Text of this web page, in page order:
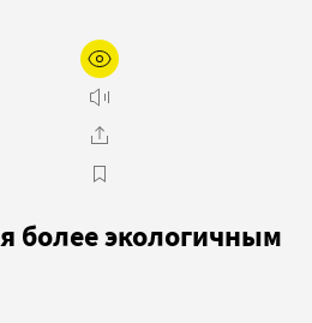
более экологичным